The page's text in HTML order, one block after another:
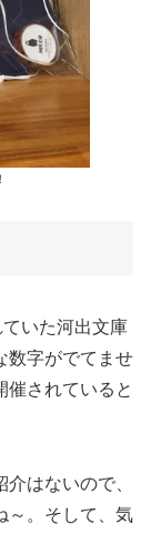
いた河出文庫
数字がでてませ
催されていると
はないので、
～。そして、気